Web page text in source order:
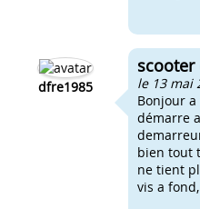
dfre1985
scooter
le 13 mai
Bonjour
démarre
bien tout
ne tient
vis a